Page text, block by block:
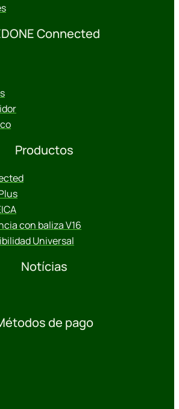
Connected
Productos
con baliza V16
Universal
Notícias
de pago